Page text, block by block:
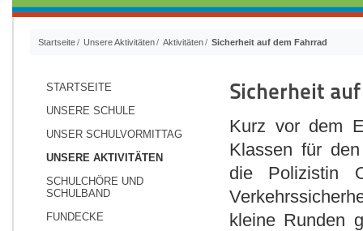
Startseite Unsere Aktivitäten Aktivitäten Sicherheit auf dem Fahrrad
STARTSEITE
UNSERE SCHULE
UNSER SCHULVORMITTAG
UNSERE AKTIVITÄTEN
SCHULCHÖRE UND
SCHULBAND
FUNDECKE
Sicherheit
Kurz vor dem
Klassen für
die Polizistin
kleine Runden